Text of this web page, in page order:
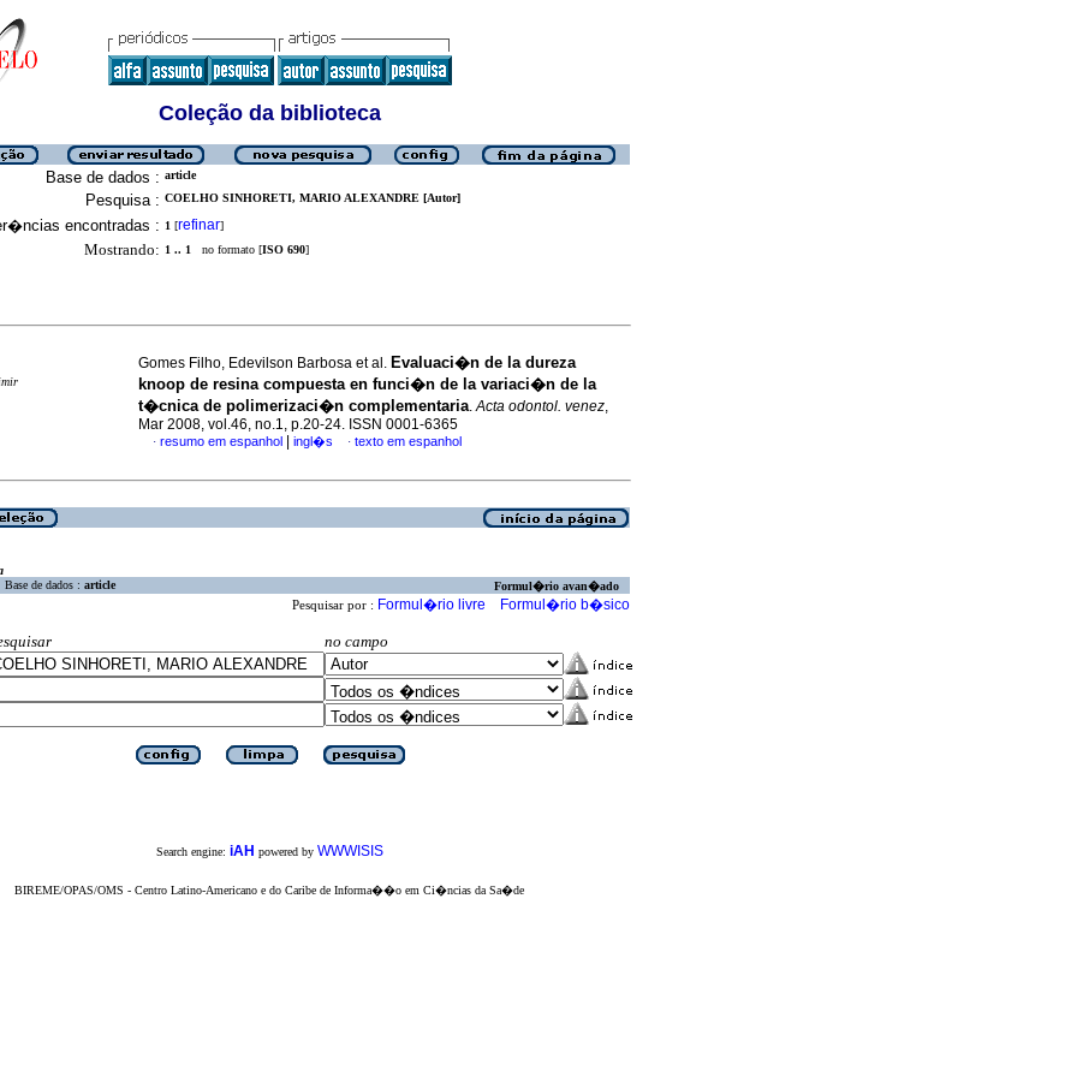
Coleção da biblioteca
Base de dados : article
Pesquisa : COELHO SINHORETI, MARIO ALEXANDRE [Autor]
encontradas : 1 [refinar]
Mostrando: 1 .. 1 no formato [ISO 690]
Gomes Filho, Edevilson Barbosa et al. Evaluaci�n de la dureza
knoop de resina compuesta en funci�n de la variaci�n de la
t�cnica de polimerizaci�n complementaria.Acta odontol. venez,
Mar 2008, vol.46, no.1, p.20-24. ISSN 0001-6365
· resumo em espanhol ingl�s · texto em espanhol
Base de dados : article Formul�rio avan�ado
Pesquisar por : Formul�rio livre Formul�rio b�sico
no campo
Search engine: iAH powered by WWWISIS
BIREME/OPAS/OMS - Centro Latino-Americano e do Caribe de Informa��o em Ci�ncias da Sa�de